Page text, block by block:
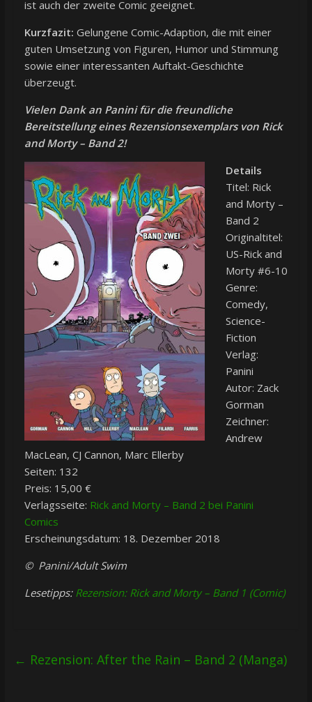
ist auch der zweite Comic geeignet.
Kurzfazit: Gelungene Comic-Adaption, die mit einer
guten Umsetzung von Figuren, Humor und Stimmung
sowie einer interessanten Auftakt-Geschichte
überzeugt.
Vielen Dank an Panini für die freundliche
Bereitstellung eines Rezensionsexemplars von Rick
and Morty – Band 2!
Details
Titel: Rick
and Morty –
Band 2
Originaltitel:
US-Rick and
Morty #6-10
Genre:
Comedy,
Science-
Fiction
Verlag:
Panini
Autor: Zack
Gorman
Zeichner:
Andrew
MacLean, CJ Cannon, Marc Ellerby
Seiten: 132
Preis: 15,00 €
Verlagsseite: Rick and Morty – Band 2 bei Panini
Comics
Erscheinungsdatum: 18. Dezember 2018
© Panini/Adult Swim
Lesetipps: Rezension: Rick and Morty – Band 1 (Comic)
← Rezension: After the Rain – Band 2 (Manga)